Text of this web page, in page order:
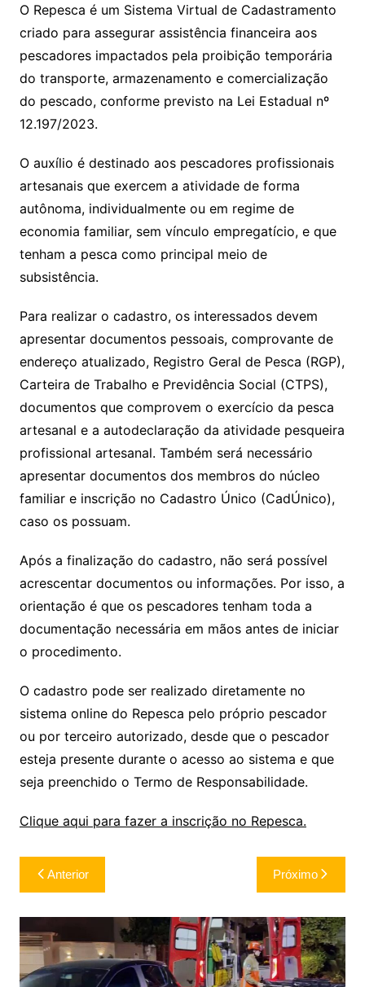
O Repesca é um Sistema Virtual de Cadastramento
criado para assegurar assistência financeira aos
pescadores impactados pela proibição temporária
do transporte, armazenamento e comercialização
do pescado, conforme previsto na Lei Estadual nº
12.197/2023.
O auxílio é destinado aos pescadores profissionais
artesanais que exercem a atividade de forma
autônoma, individualmente ou em regime de
economia familiar, sem vínculo empregatício, e que
tenham a pesca como principal meio de
subsistência.
Para realizar o cadastro, os interessados devem
apresentar documentos pessoais, comprovante de
endereço atualizado, Registro Geral de Pesca (RGP),
Carteira de Trabalho e Previdência Social (CTPS),
documentos que comprovem o exercício da pesca
artesanal e a autodeclaração da atividade pesqueira
profissional artesanal. Também será necessário
apresentar documentos dos membros do núcleo
familiar e inscrição no Cadastro Único (CadÚnico),
caso os possuam.
Após a finalização do cadastro, não será possível
acrescentar documentos ou informações. Por isso, a
orientação é que os pescadores tenham toda a
documentação necessária em mãos antes de iniciar
o procedimento.
O cadastro pode ser realizado diretamente no
sistema online do Repesca pelo próprio pescador
ou por terceiro autorizado, desde que o pescador
esteja presente durante o acesso ao sistema e que
seja preenchido o Termo de Responsabilidade.
Clique aqui para fazer a inscrição no Repesca.
Navegação
de
Post
Anterior Próximo